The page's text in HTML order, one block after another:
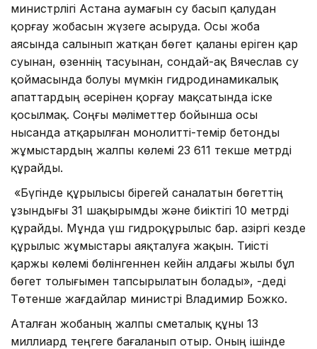
министрлігі Астана аумағын су басып қалудан
қорғау жобасын жүзеге асыруда. Осы жоба
аясында салынып жатқан бөгет қаланы еріген қар
суынан, өзеннің тасуынан, сондай-ақ Вячеслав су
қоймасында болуы мүмкін гидродинамикалық
апаттардың әсерінен қорғау мақсатында іске
қосылмақ. Соңғы мәліметтер бойынша осы
нысанда атқарылған монолитті-темір бетонды
жұмыстардың жалпы көлемі 23 611 текше метрді
құрайды.
«Бүгінде құрылысы бірегей саналатын бөгеттің
ұзындығы 31 шақырымды және биіктігі 10 метрді
құрайды. Мұнда үш гидроқұрылыс бар. Қазіргі кезде
құрылыс жұмыстары аяқталуға жақын. Тиісті
қаржы көлемі бөлінгеннен кейін алдағы жылы бұл
бөгет толығымен тапсырылатын болады», -деді
Төтенше жағдайлар министрі Владимир Божко.
Аталған жобаның жалпы сметалық құны 13
миллиард теңгеге бағаланып отыр. Оның ішінде